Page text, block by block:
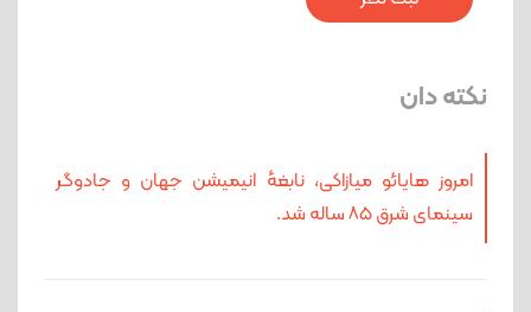
نکته دان
امروز هایائو میازاکی، نابغهٔ انیمیشن جهان و جادوگر
سینمای شرق ۸۵ ساله شد.